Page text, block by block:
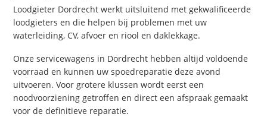
Loodgieter Dordrecht werkt uitsluitend met gekwalificeerde
loodgieters en die helpen bij problemen met uw
waterleiding, CV, afvoer en riool en daklekkage.
Onze servicewagens in Dordrecht hebben altijd voldoende
voorraad en kunnen uw spoedreparatie deze avond
uitvoeren. Voor grotere klussen wordt eerst een
noodvoorziening getroffen en direct een afspraak gemaakt
voor de definitieve reparatie.